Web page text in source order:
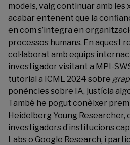
models, vaig continuar amb les
acabar entenent que la
en com s’integra en
processos humans. En aquest
col·laborat amb equips
investigador visitant a MPI-
tutorial a ICML 2024 sobre
ponències sobre IA, justícia
També he pogut conèixer
Heidelberg Young Researcher,
investigadors d’institucions
Labs o Google Research, i